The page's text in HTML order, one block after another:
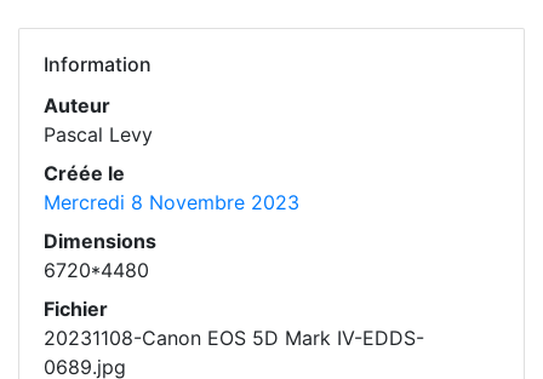
Information
Auteur
Pascal Levy
Créée le
Mercredi 8 Novembre 2023
Dimensions
6720*4480
Fichier
20231108-Canon EOS 5D Mark IV-EDDS-
0689.jpg